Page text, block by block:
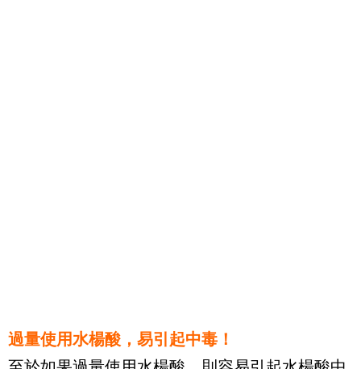
過量使用水楊酸，易引起中毒！